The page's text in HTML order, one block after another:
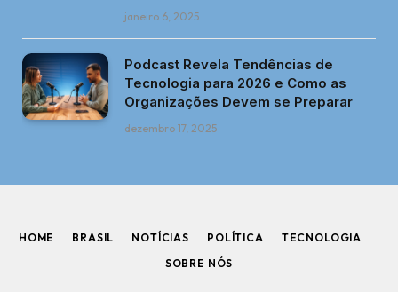
janeiro 6, 2025
Podcast Revela Tendências de
Tecnologia para 2026 e Como as
Organizações Devem se Preparar
dezembro 17, 2025
HOME BRASIL NOTÍCIAS POLÍTICA
TECNOLOGIA
SOBRE NÓS